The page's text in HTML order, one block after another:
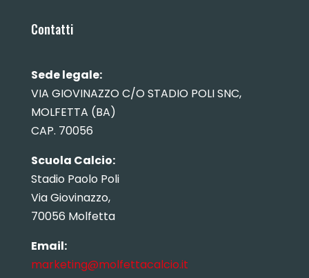
Contatti
Sede legale:
VIA GIOVINAZZO C/O STADIO POLI SNC,
MOLFETTA (BA)
CAP. 70056
Scuola Calcio:
Stadio Paolo Poli
Via Giovinazzo,
70056 Molfetta
Email:
marketing@molfettacalcio.it